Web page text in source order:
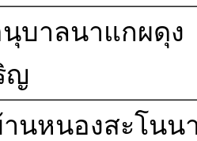
นุบาลนาแกผดุง
ญ
านหนองสะโนน